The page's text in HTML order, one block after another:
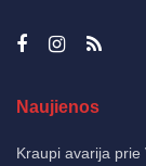
Naujienos
Kraupi avarija